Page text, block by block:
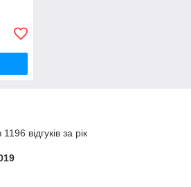
відгуків за рік